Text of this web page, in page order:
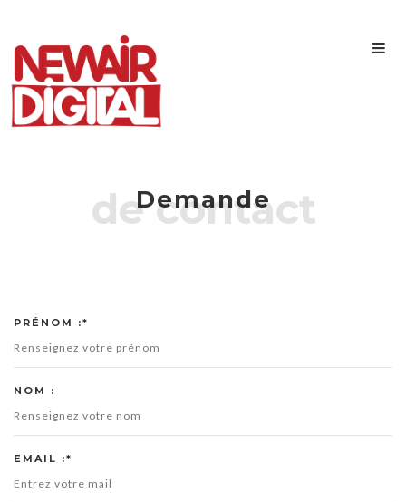
Demande
de contact
PRÉNOM :*
NOM :
EMAIL :*